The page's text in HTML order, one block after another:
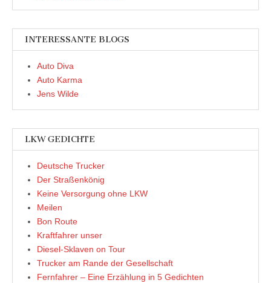
INTERESSANTE BLOGS
Auto Diva
Auto Karma
Jens Wilde
LKW GEDICHTE
Deutsche Trucker
Der Straßenkönig
Keine Versorgung ohne LKW
Meilen
Bon Route
Kraftfahrer unser
Diesel-Sklaven on Tour
Trucker am Rande der Gesellschaft
Fernfahrer – Eine Erzählung in 5 Gedichten